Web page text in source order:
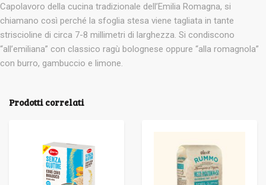
Capolavoro della cucina tradizionale dell’Emilia Romagna, si
chiamano così perché la sfoglia stesa viene tagliata in tante
striscioline di circa 7-8 millimetri di larghezza. Si condiscono
“all’emiliana” con classico ragù bolognese oppure “alla romagnola”
con burro, gambuccio e limone.
Prodotti correlati